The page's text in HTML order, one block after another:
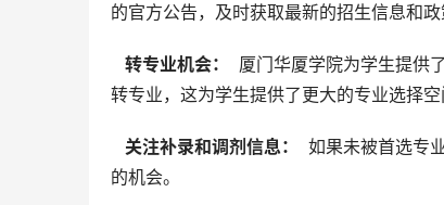
的官方公告，及时获取最新的招生信息和政
  转专业机会：
厦门华厦学院为学生提供
转专业，这为学生提供了更大的专业选择
  关注补录和调剂信息：
如果未被首选专
的机会。